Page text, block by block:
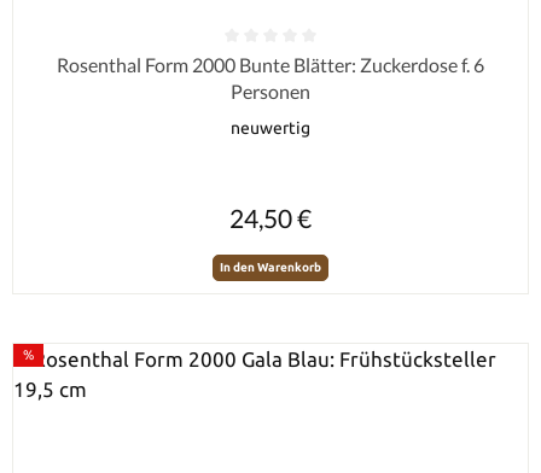
Durchschnittliche Bewertung von 0 von 5 Sternen
Rosenthal Form 2000 Bunte Blätter: Zuckerdose f. 6
Personen
neuwertig
24,50 €
In den Warenkorb
Rabatt
%